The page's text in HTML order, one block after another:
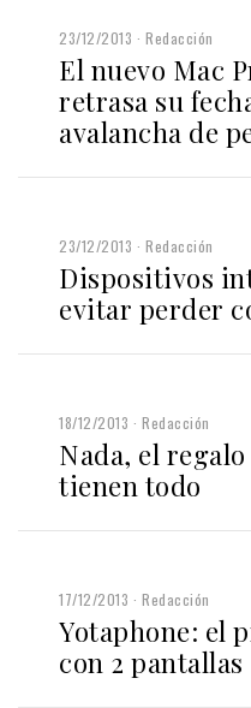
23/12/2013 Redacción
El nuevo Mac
retrasa su
avalancha de
23/12/2013 Redacción
Dispositivos
evitar perder
18/12/2013 Redacción
Nada, el
tienen todo
17/12/2013 Redacción
Yotaphone: el
con 2 pantallas